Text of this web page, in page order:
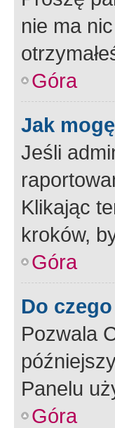
nie ma
Góra
Jak
Jeśli
Klikając
kroków,
Góra
Do
Pozwala
Panelu
Góra